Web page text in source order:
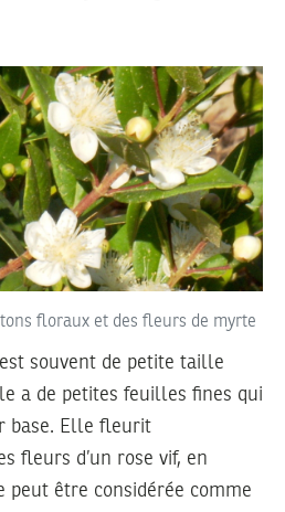
floraux et des fleurs de myrte
souvent de petite taille
a de petites feuilles fines qui
base. Elle fleurit
fleurs d’un rose vif, en
peut être considérée comme